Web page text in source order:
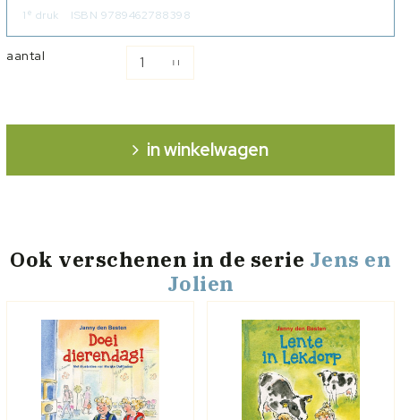
1 e druk ISBN 9789462788398
aantal
in winkelwagen
Ook verschenen in de serie Jens en
Jolien